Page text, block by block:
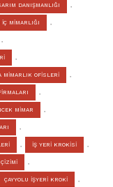
DANIŞMANLIĞI ,
İÇ MİMARLIĞI ,
,
,
MİMARLIK OFİSLERİ ,
,
MİMAR ,
,
, İŞ YERİ KROKİSİ ,
,
ÇAYYOLU İŞYERİ KROKİ ,